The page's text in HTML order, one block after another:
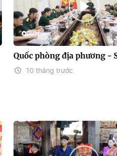
Quốc phòng địa phương -
10 tháng trước